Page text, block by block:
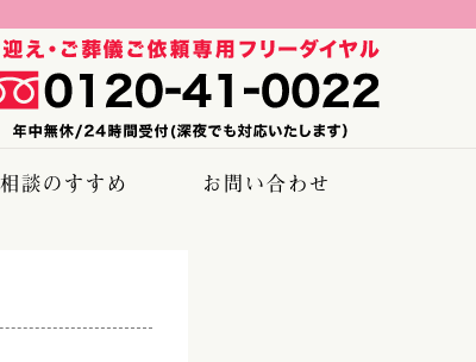
談のすすめ お問い合わせ